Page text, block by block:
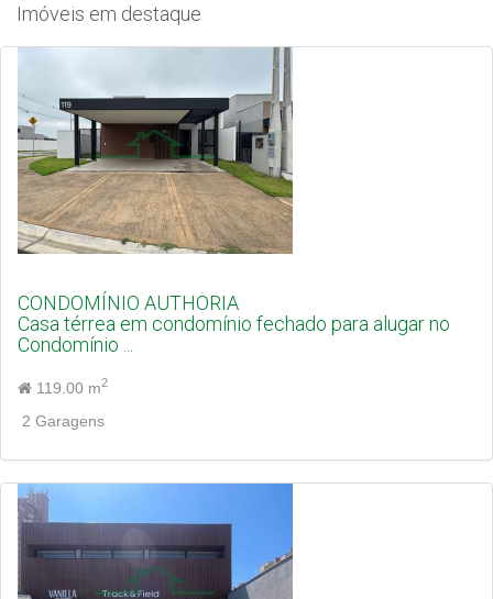
Imóveis em destaque
CONDOMÍNIO AUTHORIA
Casa térrea em condomínio fechado para alugar no
Condomínio ...
119.00 m2
2 Garagens